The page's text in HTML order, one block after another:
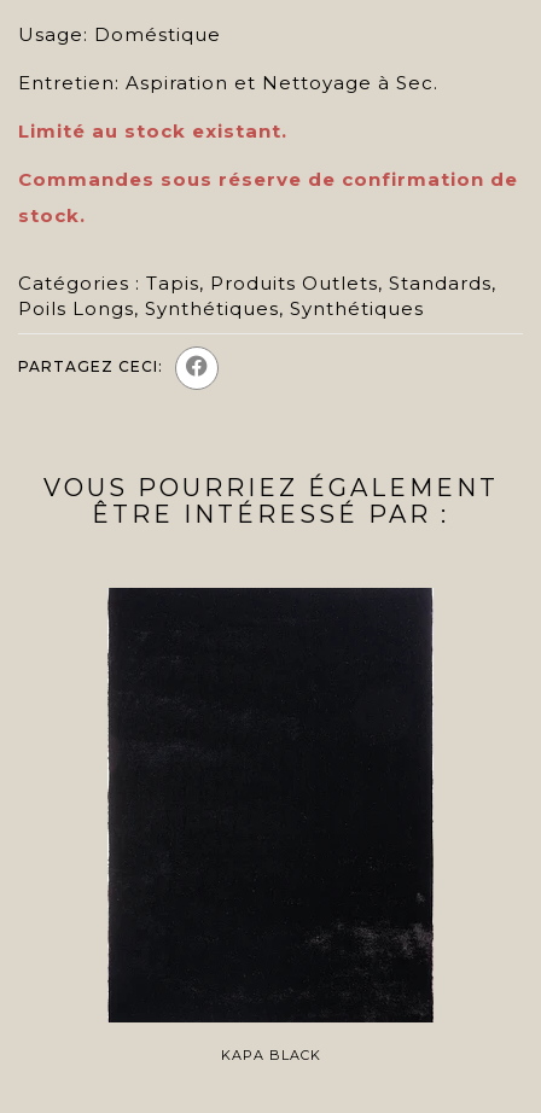
Usage: Doméstique
Entretien: Aspiration et Nettoyage à Sec.
Limité au stock existant.
Commandes sous réserve de confirmation de
stock.
Catégories : Tapis, Produits Outlets, Standards,
Poils Longs, Synthétiques, Synthétiques
PARTAGEZ CECI:
VOUS POURRIEZ ÉGALEMENT
ÊTRE INTÉRESSÉ PAR :
KAPA BLACK